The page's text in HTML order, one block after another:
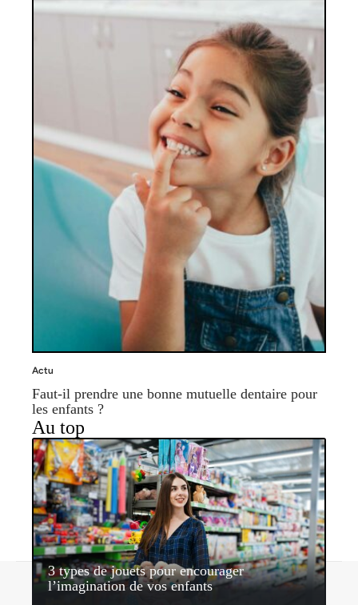
Actu
Faut-il prendre une bonne mutuelle dentaire pour
les enfants ?
Au top
3 types de jouets pour encourager
l’imagination de vos enfants
Contact Mentions légales Sitemap